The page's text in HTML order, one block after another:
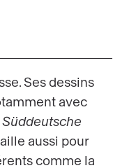
Ses dessins
avec
Süddeutsche
aussi pour
comme la